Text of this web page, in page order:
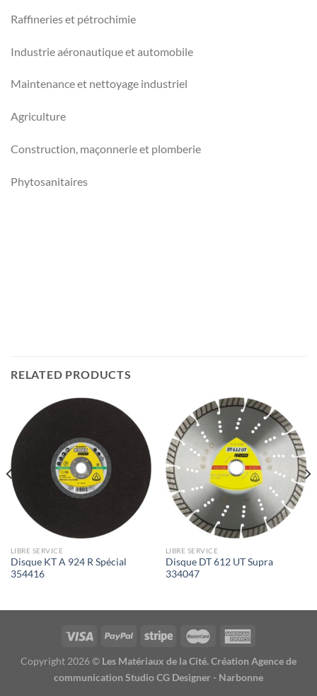
Raffineries et pétrochimie
Industrie aéronautique et automobile
Maintenance et nettoyage industriel
Agriculture
Construction, maçonnerie et plomberie
Phytosanitaires
RELATED PRODUCTS
LIBRE SERVICE
Disque KT A 924 R Spécial
354416
LIBRE SERVICE
Disque DT 612 UT Supra
334047
Copyright 2026 © Les Matériaux de la Cité. Création Agence de
communication Studio CG Designer - Narbonne